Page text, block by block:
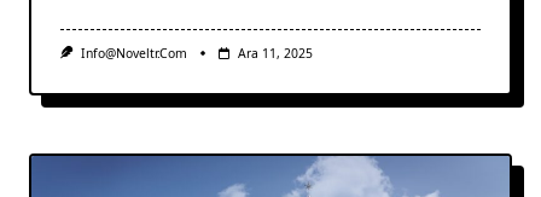
Info@noveltr.com Ara 11, 2025